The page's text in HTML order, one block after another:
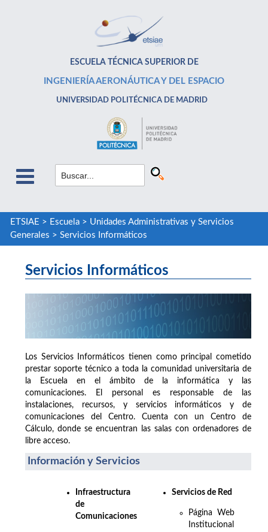
ESCUELA TÉCNICA SUPERIOR DE
INGENIERÍA AERONÁUTICA Y DEL ESPACIO
UNIVERSIDAD POLITÉCNICA DE MADRID
ETSIAE > Escuela> Unidades Administrativas y Servicios
Generales > Servicios Informáticos
Servicios Informáticos
Los Servicios Informáticos tienen como principal cometido
prestar soporte técnico a toda la comunidad universitaria de
la Escuela en el ámbito de la informática y las
comunicaciones. El personal es responsable de las
instalaciones, recursos, y servicios informáticos y de
comunicaciones del Centro. Cuenta con un Centro de
Cálculo, donde se encuentran las salas con ordenadores de
libre acceso.
Información y Servicios
Infraestructura
de
Comunicaciones
Servicios de Red
Página Web
Institucional